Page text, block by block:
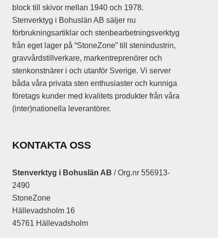
block till skivor mellan 1940 och 1978.
Stenverktyg i Bohuslän AB säljer nu
förbrukningsartiklar och stenbearbetningsverktyg
från eget lager på “StoneZone” till stenindustrin,
gravvårdstillverkare, markentreprenörer och
stenkonstnärer i och utanför Sverige. Vi server
båda våra privata sten enthusiaster och kunniga
företags kunder med kvalitets produkter från våra
(inter)nationella leverantörer.
KONTAKTA OSS
Stenverktyg i Bohuslän AB / Org.nr 556913-
2490
StoneZone
Hällevadsholm 16
45761 Hällevadsholm